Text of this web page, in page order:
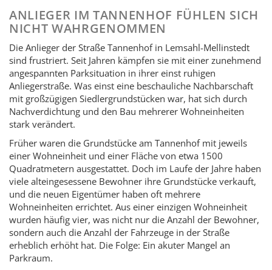
ANLIEGER IM TANNENHOF FÜHLEN SICH
NICHT WAHRGENOMMEN
Die Anlieger der Straße Tannenhof in Lemsahl-Mellinstedt
sind frustriert. Seit Jahren kämpfen sie mit einer zunehmend
angespannten Parksituation in ihrer einst ruhigen
Anliegerstraße. Was einst eine beschauliche Nachbarschaft
mit großzügigen Siedlergrundstücken war, hat sich durch
Nachverdichtung und den Bau mehrerer Wohneinheiten
stark verändert.
Früher waren die Grundstücke am Tannenhof mit jeweils
einer Wohneinheit und einer Fläche von etwa 1500
Quadratmetern ausgestattet. Doch im Laufe der Jahre haben
viele alteingesessene Bewohner ihre Grundstücke verkauft,
und die neuen Eigentümer haben oft mehrere
Wohneinheiten errichtet. Aus einer einzigen Wohneinheit
wurden häufig vier, was nicht nur die Anzahl der Bewohner,
sondern auch die Anzahl der Fahrzeuge in der Straße
erheblich erhöht hat. Die Folge: Ein akuter Mangel an
Parkraum.